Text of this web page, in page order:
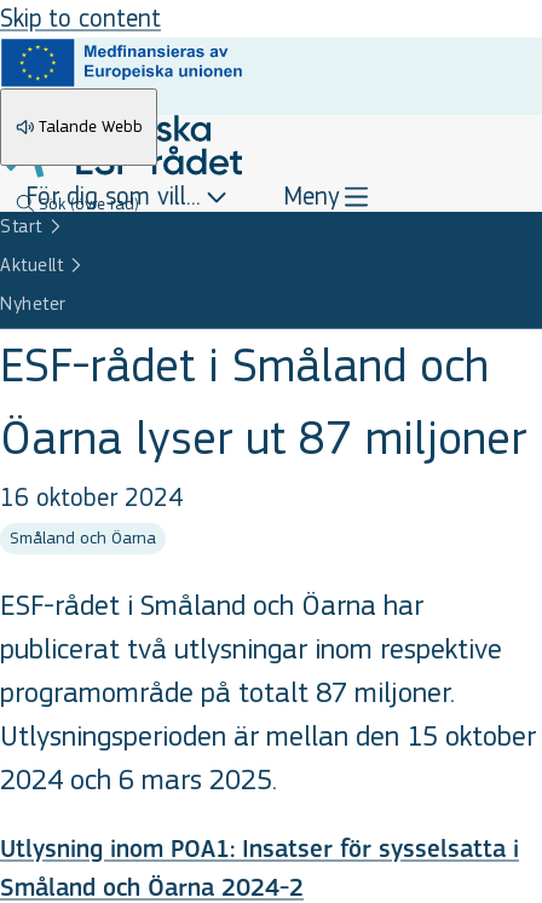
Skip to content
Talande Webb
Sök(övre rad)
För dig som vill... Meny
Start
Aktuellt
Nyheter
ESF-rådet i Småland och
Öarna lyser ut 87 miljoner
16 oktober 2024
Småland och Öarna
ESF-rådet i Småland och Öarna har
publicerat två utlysningar inom respektive
programområde på totalt 87 miljoner.
Utlysningsperioden är mellan den 15 oktober
2024 och 6 mars 2025.
Utlysning inom POA1: Insatser för sysselsatta i
Småland och Öarna 2024-2